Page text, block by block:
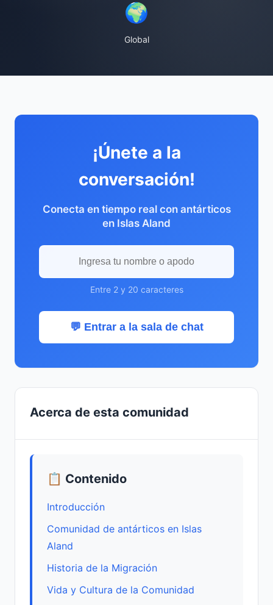
🌍
Global
¡Únete a la
conversación!
Conecta en tiempo real con antárticos
en Islas Aland
Entre 2 y 20 caracteres
💬 Entrar a la sala de chat
Acerca de esta comunidad
📋 Contenido
Introducción
Comunidad de antárticos en Islas
Aland
Historia de la Migración
Vida y Cultura de la Comunidad